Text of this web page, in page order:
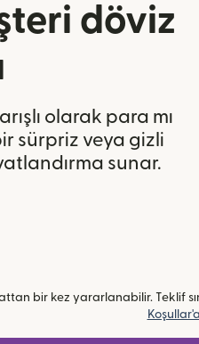
döviz
olarak para mı
sürpriz veya gizli
sunar.
bir kez yararlanabilir. Teklif
Koşullar'a